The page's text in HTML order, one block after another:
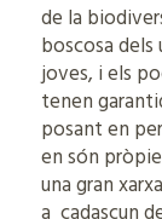
de la
boscosa
joves, i els
tenen
posant en
en són
una gran